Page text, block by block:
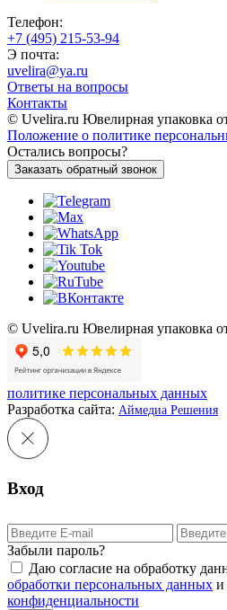
Телефон:
+7 (495) 215-53-94
Э почта:
uvelira@ya.ru
Ответы на вопросы
Контакты
© Uvelira.ru Ювелирная упаковка
Положение о политике
Остались вопросы?
Заказать обратный звонок
© Uvelira.ru Ювелирная упаковка
политике персональных данных
Разработка сайта: Аймедиа Решения
Вход
Забыли пароль?
Даю согласие на обработку
обработки персональных данных и
конфиденциальности